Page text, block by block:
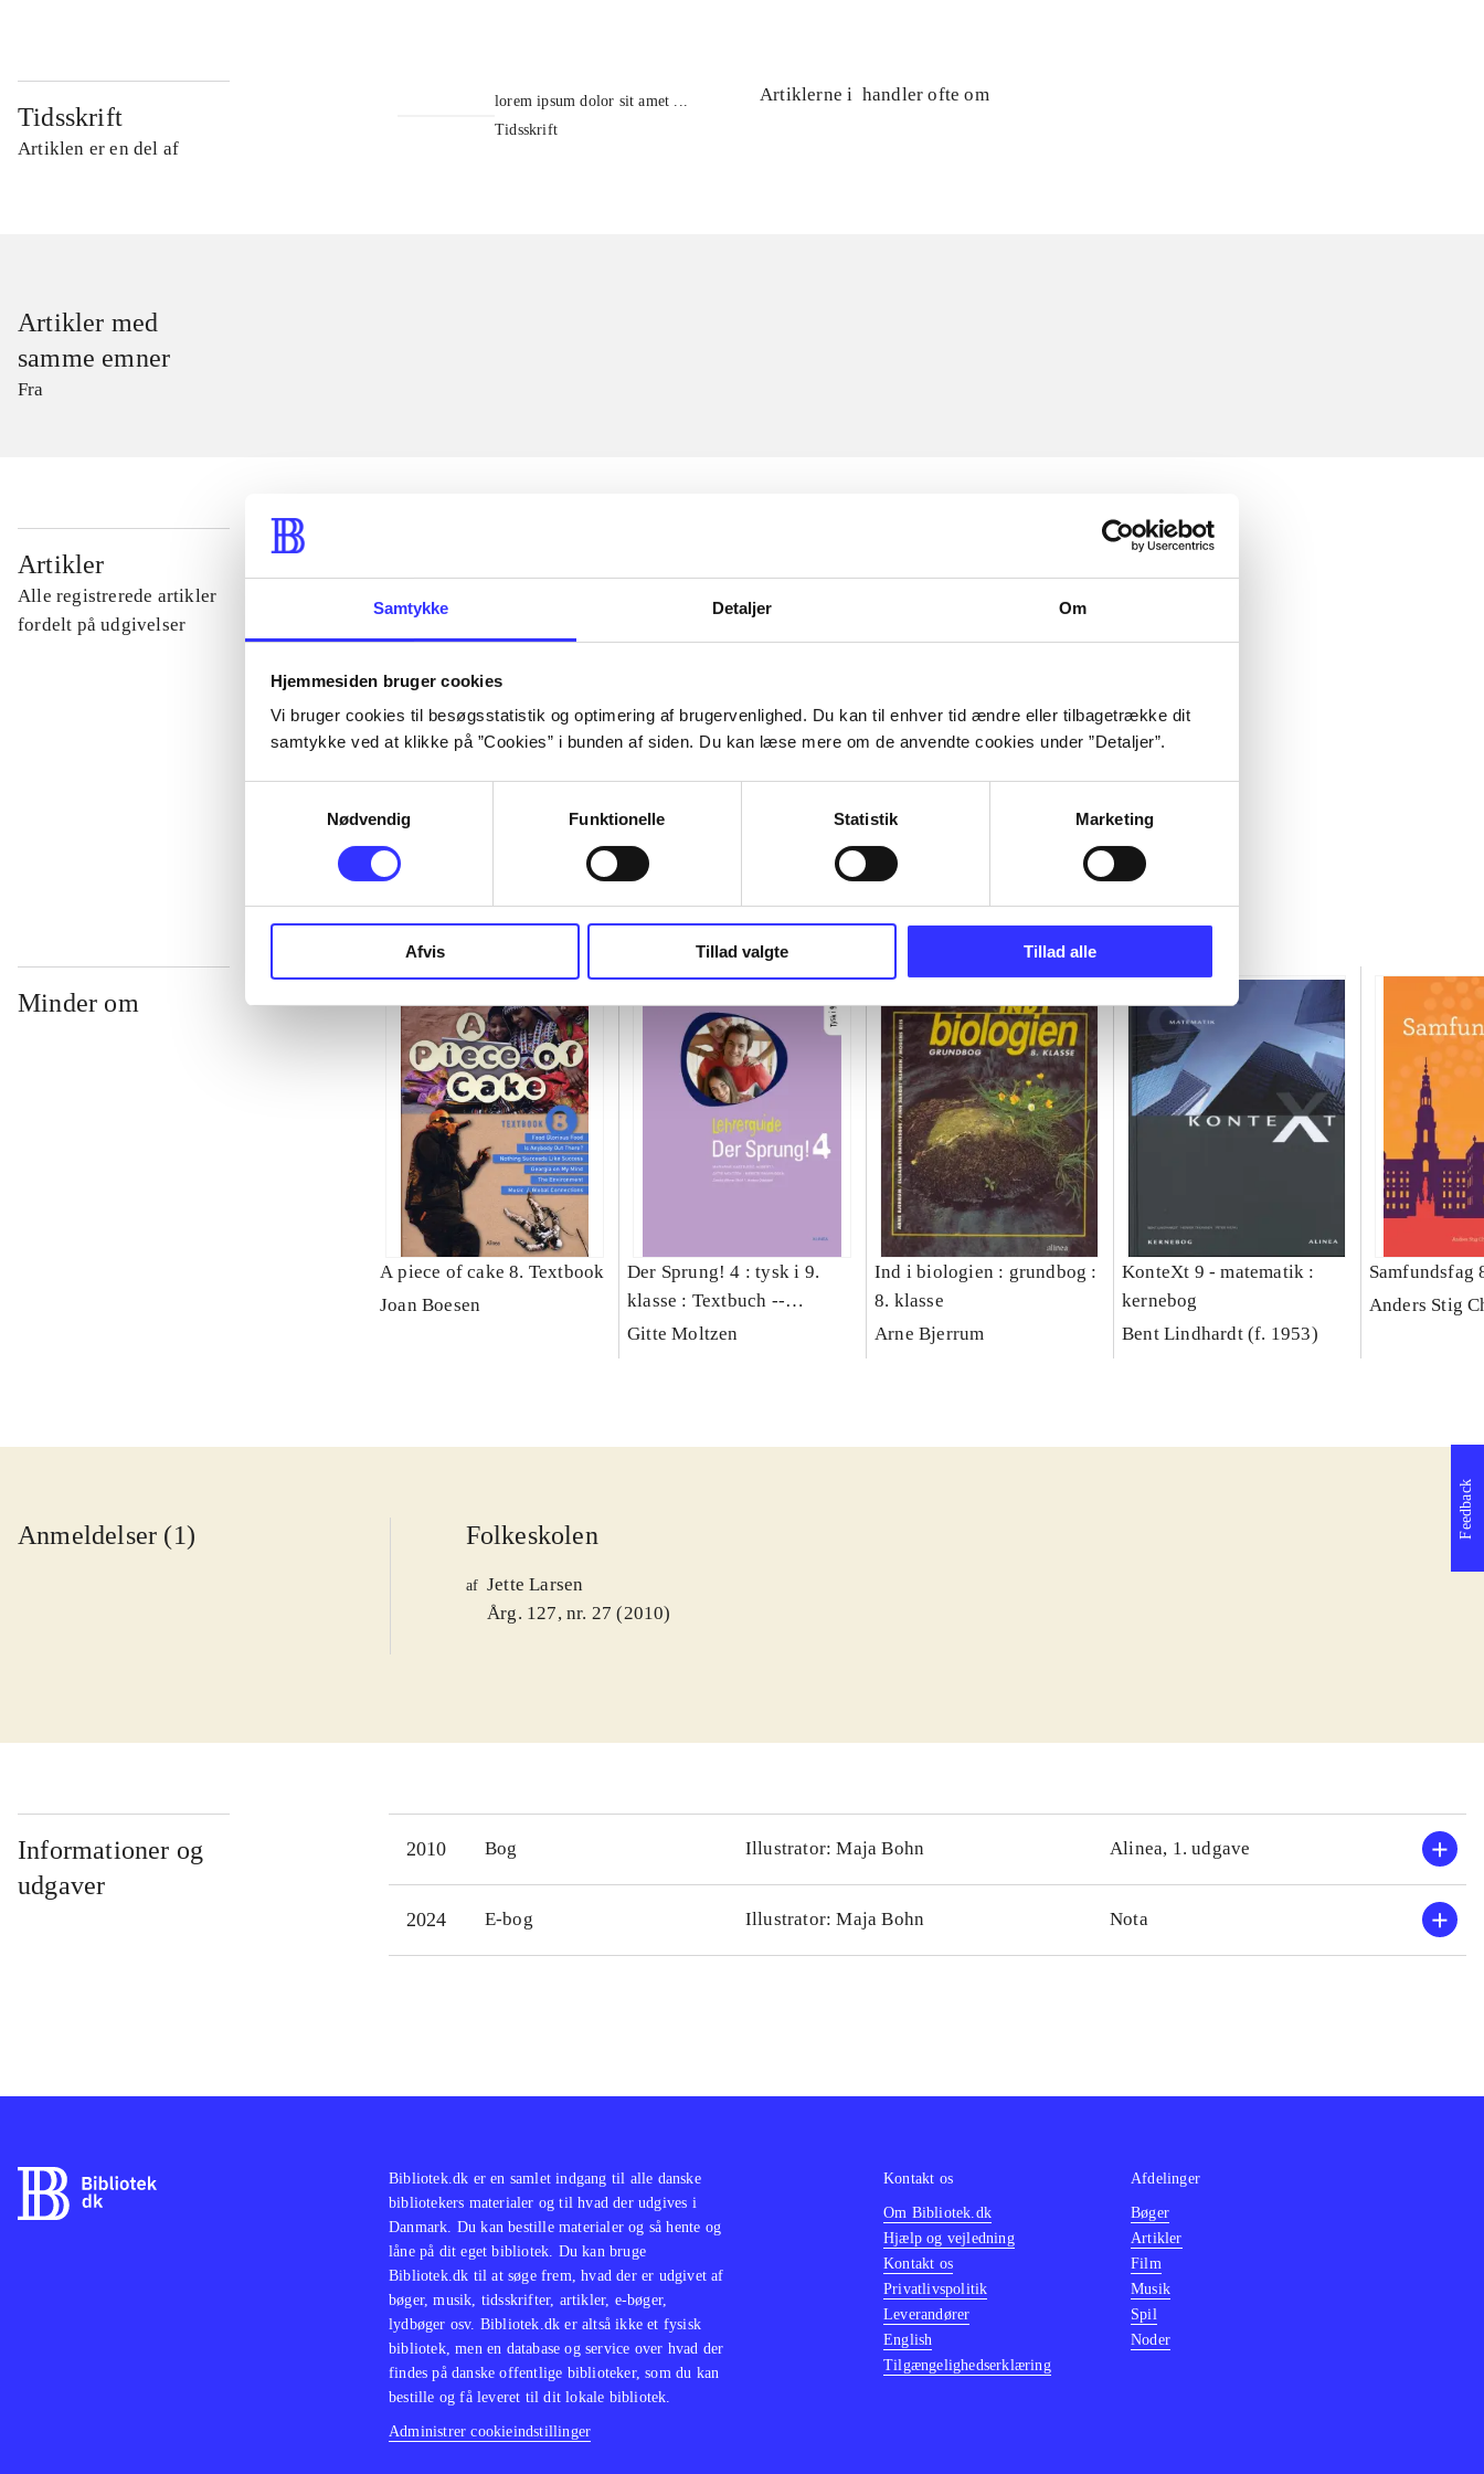
Samtykke Detaljer Om
Hjemmesiden bruger cookies
Vi bruger cookies til besøgsstatistik og optimering af brugervenlighed. Du kan til enhver tid ændre eller tilbagetrække dit
samtykke ved at klikke på ”Cookies” i bunden af siden. Du kan læse mere om de anvendte cookies under ”Detaljer”.
Nødvendig
Funktionelle Statistik Marketing
Afvis Tillad valgte Tillad alle
Tidsskrift
Artiklen er en del af
lorem ipsum dolor sit amet ...
Tidsskrift
Artiklerne i handler ofte om
Artikler med
samme emner
Fra
Artikler
Alle registrerede artikler
fordelt på udgivelser
...
Minder om
A piece of cake 8. Textbook
Joan Boesen
Der Sprung! 4 : tysk i 9.
klasse : Textbuch --
Lehrerguide
Gitte Moltzen
Ind i biologien : grundbog :
8. klasse
Arne Bjerrum
KonteXt 9 - matematik :
kernebog
Bent Lindhardt (f. 1953)
Samfundsfag
Anders Stig
Anmeldelser (1) Folkeskolen
af Jette Larsen
Årg. 127, nr. 27 (2010)
Informationer og
udgaver
2010 Bog Illustrator: Maja Bohn Alinea, 1. udgave
2024 E-bog Illustrator: Maja Bohn Nota
Feedback
Bibliotek.dk er en samlet indgang til alle danske
bibliotekers materialer og til hvad der udgives i
Danmark. Du kan bestille materialer og så hente og
låne på dit eget bibliotek. Du kan bruge
Bibliotek.dk til at søge frem, hvad der er udgivet af
bøger, musik, tidsskrifter, artikler, e-bøger,
lydbøger osv. Bibliotek.dk er altså ikke et fysisk
bibliotek, men en database og service over hvad der
findes på danske offentlige biblioteker, som du kan
bestille og få leveret til dit lokale bibliotek.
Administrer cookieindstillinger
Kontakt os
Om Bibliotek.dk
Hjælp og vejledning
Kontakt os
Privatlivspolitik
Leverandører
English
Tilgængelighedserklæring
Afdelinger
Bøger
Artikler
Film
Musik
Spil
Noder